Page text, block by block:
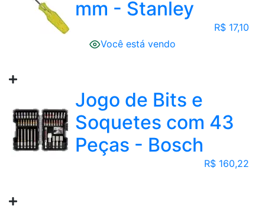
mm - Stanley
R$ 17,10
Você está vendo
Jogo de Bits e
Soquetes com 43
Peças - Bosch
R$ 160,22